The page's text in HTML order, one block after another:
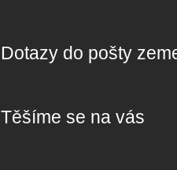
Dotazy do pošty
Těšíme se na vás